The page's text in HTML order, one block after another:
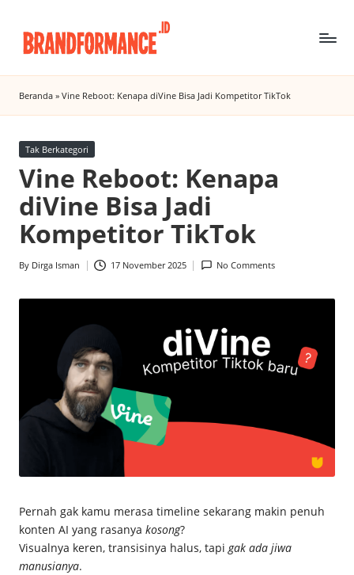
B
r
a
n
d
f
o
r
m
e
M
g
z
Agency
Beranda » Vine Reboot: Kenapa diVine Bisa Jadi Kompetitor TikTok
Posted
Tak Berkategori
Vine Reboot: Kenapa
diVine Bisa Jadi
Kompetitor TikTok
Posted
By Dirga Isman 17 November 2025 No Comments
Pernah gak kamu merasa timeline sekarang makin penuh
konten AI yang rasanya kosong?
Visualnya keren, transisinya halus, tapigak ada jiwa
manusianya.